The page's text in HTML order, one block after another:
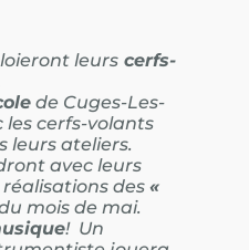
leurscerfs-
de Cuges-Les-
cerfs-volants
leurs ateliers.
avec leurs
des «
mois de mai.
! Un